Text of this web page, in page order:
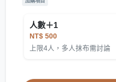
人數＋1
NT$ 500
上限4人，多人抹布需討論